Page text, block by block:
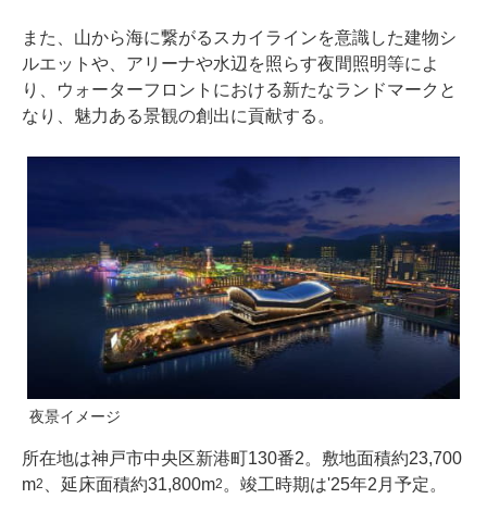
また、山から海に繋がるスカイラインを意識した建物シ
ルエットや、アリーナや水辺を照らす夜間照明等によ
り、ウォーターフロントにおける新たなランドマークと
なり、魅力ある景観の創出に貢献する。
夜景イメージ
所在地は神戸市中央区新港町130番2。敷地面積約23,700
m2 、延床面積約31,800m2 。竣工時期は'25年2月予定。